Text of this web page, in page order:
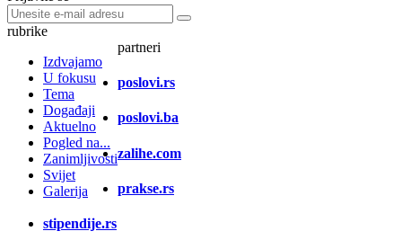
rubrike
Izdvajamo
U fokusu
Tema
Događaji
Aktuelno
Pogled na...
Zanimljivosti
Svijet
Galerija
partneri
poslovi.rs
poslovi.ba
zalihe.com
prakse.rs
stipendije.rs